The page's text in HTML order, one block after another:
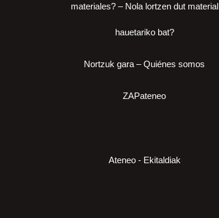
materiales? – Nola lortzen dut material
hauetariko bat?
Nortzuk gara – Quiénes somos
ZAPateneo
Ateneo - Ekitaldiak